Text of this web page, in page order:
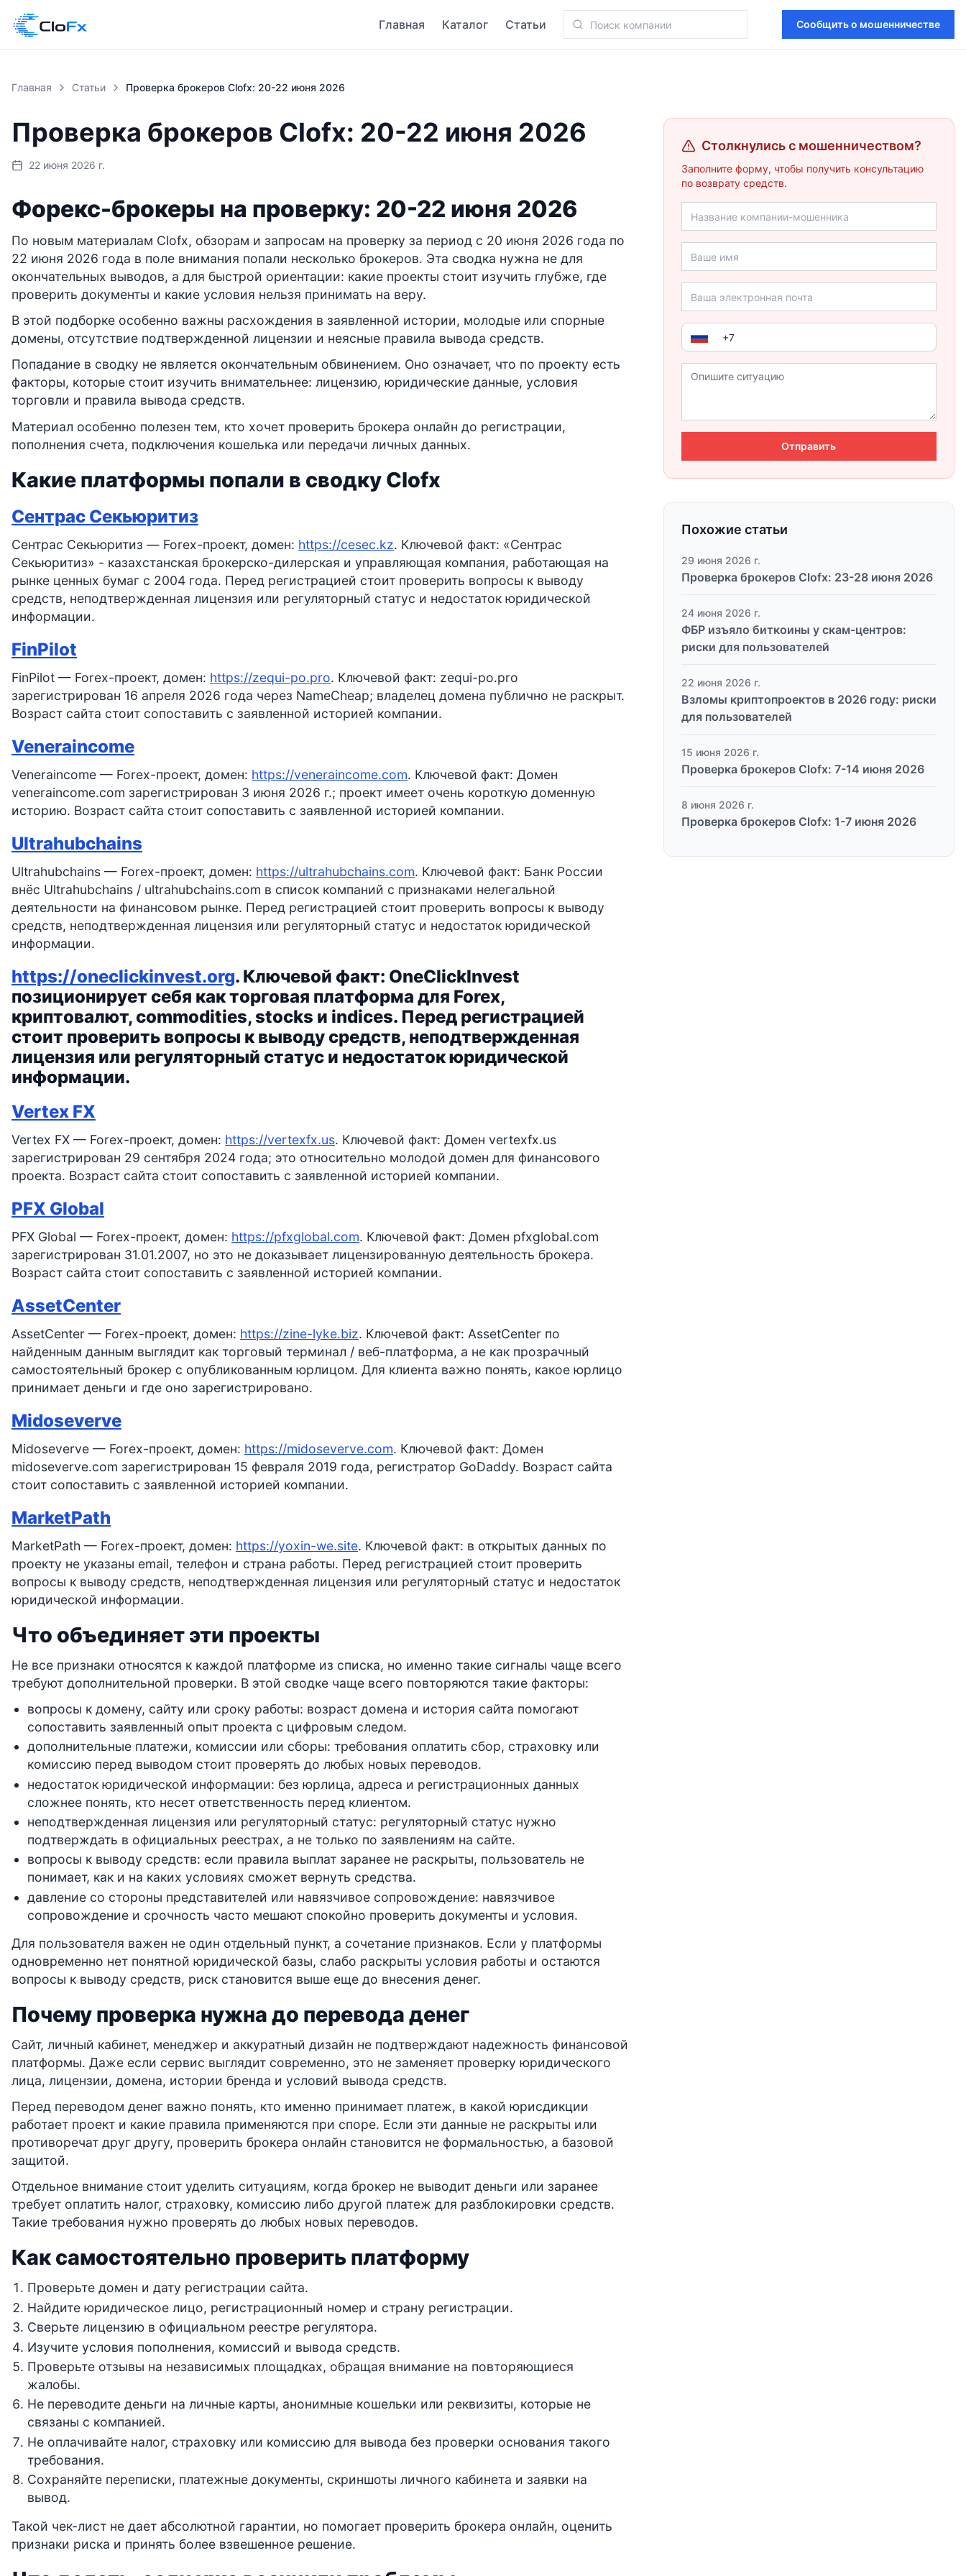
Главная Каталог Статьи Сообщить о мошенничестве
Главная Статьи Проверка брокеров Clofx: 20-22 июня 2026
Проверка брокеров Clofx: 20-22 июня 2026
22 июня 2026 г.
Форекс-брокеры на проверку: 20-22 июня 2026
По новым материалам Clofx, обзорам и запросам на проверку за период с 20 июня 2026 года по
22 июня 2026 года в поле внимания попали несколько брокеров. Эта сводка нужна не для
окончательных выводов, а для быстрой ориентации: какие проекты стоит изучить глубже, где
проверить документы и какие условия нельзя принимать на веру.
В этой подборке особенно важны расхождения в заявленной истории, молодые или спорные
домены, отсутствие подтвержденной лицензии и неясные правила вывода средств.
Попадание в сводку не является окончательным обвинением. Оно означает, что по проекту есть
факторы, которые стоит изучить внимательнее: лицензию, юридические данные, условия
торговли и правила вывода средств.
Материал особенно полезен тем, кто хочет проверить брокера онлайн до регистрации,
пополнения счета, подключения кошелька или передачи личных данных.
Какие платформы попали в сводку Clofx
Сентрас Секьюритиз
Сентрас Секьюритиз — Forex-проект, домен: https://cesec.kz. Ключевой факт: «Сентрас
Секьюритиз» - казахстанская брокерско-дилерская и управляющая компания, работающая на
рынке ценных бумаг с 2004 года. Перед регистрацией стоит проверить вопросы к выводу
средств, неподтвержденная лицензия или регуляторный статус и недостаток юридической
информации.
FinPilot
FinPilot — Forex-проект, домен: https://zequi-po.pro. Ключевой факт: zequi-po.pro
зарегистрирован 16 апреля 2026 года через NameCheap; владелец домена публично не раскрыт.
Возраст сайта стоит сопоставить с заявленной историей компании.
Veneraincome
Veneraincome — Forex-проект, домен: https://veneraincome.com. Ключевой факт: Домен
veneraincome.com зарегистрирован 3 июня 2026 г.; проект имеет очень короткую доменную
историю. Возраст сайта стоит сопоставить с заявленной историей компании.
Ultrahubchains
Ultrahubchains — Forex-проект, домен: https://ultrahubchains.com. Ключевой факт: Банк России
внёс Ultrahubchains / ultrahubchains.com в список компаний с признаками нелегальной
деятельности на финансовом рынке. Перед регистрацией стоит проверить вопросы к выводу
средств, неподтвержденная лицензия или регуляторный статус и недостаток юридической
информации.
https://oneclickinvest.org. Ключевой факт: OneClickInvest
позиционирует себя как торговая платформа для Forex,
криптовалют, commodities, stocks и indices. Перед регистрацией
стоит проверить вопросы к выводу средств, неподтвержденная
лицензия или регуляторный статус и недостаток юридической
информации.
Vertex FX
Vertex FX — Forex-проект, домен: https://vertexfx.us. Ключевой факт: Домен vertexfx.us
зарегистрирован 29 сентября 2024 года; это относительно молодой домен для финансового
проекта. Возраст сайта стоит сопоставить с заявленной историей компании.
PFX Global
PFX Global — Forex-проект, домен: https://pfxglobal.com. Ключевой факт: Домен pfxglobal.com
зарегистрирован 31.01.2007, но это не доказывает лицензированную деятельность брокера.
Возраст сайта стоит сопоставить с заявленной историей компании.
AssetCenter
AssetCenter — Forex-проект, домен: https://zine-lyke.biz. Ключевой факт: AssetCenter по
найденным данным выглядит как торговый терминал / веб-платформа, а не как прозрачный
самостоятельный брокер с опубликованным юрлицом. Для клиента важно понять, какое юрлицо
принимает деньги и где оно зарегистрировано.
Midoseverve
Midoseverve — Forex-проект, домен: https://midoseverve.com. Ключевой факт: Домен
midoseverve.com зарегистрирован 15 февраля 2019 года, регистратор GoDaddy. Возраст сайта
стоит сопоставить с заявленной историей компании.
MarketPath
MarketPath — Forex-проект, домен: https://yoxin-we.site. Ключевой факт: в открытых данных по
проекту не указаны email, телефон и страна работы. Перед регистрацией стоит проверить
вопросы к выводу средств, неподтвержденная лицензия или регуляторный статус и недостаток
юридической информации.
Что объединяет эти проекты
Не все признаки относятся к каждой платформе из списка, но именно такие сигналы чаще всего
требуют дополнительной проверки. В этой сводке чаще всего повторяются такие факторы:
вопросы к домену, сайту или сроку работы: возраст домена и история сайта помогают
сопоставить заявленный опыт проекта с цифровым следом.
дополнительные платежи, комиссии или сборы: требования оплатить сбор, страховку или
комиссию перед выводом стоит проверять до любых новых переводов.
недостаток юридической информации: без юрлица, адреса и регистрационных данных
сложнее понять, кто несет ответственность перед клиентом.
неподтвержденная лицензия или регуляторный статус: регуляторный статус нужно
подтверждать в официальных реестрах, а не только по заявлениям на сайте.
вопросы к выводу средств: если правила выплат заранее не раскрыты, пользователь не
понимает, как и на каких условиях сможет вернуть средства.
давление со стороны представителей или навязчивое сопровождение: навязчивое
сопровождение и срочность часто мешают спокойно проверить документы и условия.
Для пользователя важен не один отдельный пункт, а сочетание признаков. Если у платформы
одновременно нет понятной юридической базы, слабо раскрыты условия работы и остаются
вопросы к выводу средств, риск становится выше еще до внесения денег.
Почему проверка нужна до перевода денег
Сайт, личный кабинет, менеджер и аккуратный дизайн не подтверждают надежность финансовой
платформы. Даже если сервис выглядит современно, это не заменяет проверку юридического
лица, лицензии, домена, истории бренда и условий вывода средств.
Перед переводом денег важно понять, кто именно принимает платеж, в какой юрисдикции
работает проект и какие правила применяются при споре. Если эти данные не раскрыты или
противоречат друг другу, проверить брокера онлайн становится не формальностью, а базовой
защитой.
Отдельное внимание стоит уделить ситуациям, когда брокер не выводит деньги или заранее
требует оплатить налог, страховку, комиссию либо другой платеж для разблокировки средств.
Такие требования нужно проверять до любых новых переводов.
Как самостоятельно проверить платформу
Проверьте домен и дату регистрации сайта.
Найдите юридическое лицо, регистрационный номер и страну регистрации.
Сверьте лицензию в официальном реестре регулятора.
Изучите условия пополнения, комиссий и вывода средств.
Проверьте отзывы на независимых площадках, обращая внимание на повторяющиеся
жалобы.
Не переводите деньги на личные карты, анонимные кошельки или реквизиты, которые не
связаны с компанией.
Не оплачивайте налог, страховку или комиссию для вывода без проверки основания такого
требования.
Сохраняйте переписки, платежные документы, скриншоты личного кабинета и заявки на
вывод.
Такой чек-лист не дает абсолютной гарантии, но помогает проверить брокера онлайн, оценить
признаки риска и принять более взвешенное решение.
Столкнулись с мошенничеством?
Заполните форму, чтобы получить консультацию
по возврату средств.
Отправить
Похожие статьи
29 июня 2026 г.
Проверка брокеров Clofx: 23-28 июня 2026
24 июня 2026 г.
ФБР изъяло биткоины у скам-центров:
риски для пользователей
22 июня 2026 г.
Взломы криптопроектов в 2026 году: риски
для пользователей
15 июня 2026 г.
Проверка брокеров Clofx: 7-14 июня 2026
8 июня 2026 г.
Проверка брокеров Clofx: 1-7 июня 2026